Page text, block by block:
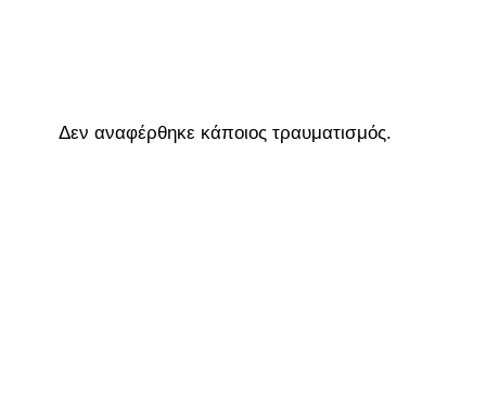
Δεν αναφέρθηκε κάποιος τραυματισμός.